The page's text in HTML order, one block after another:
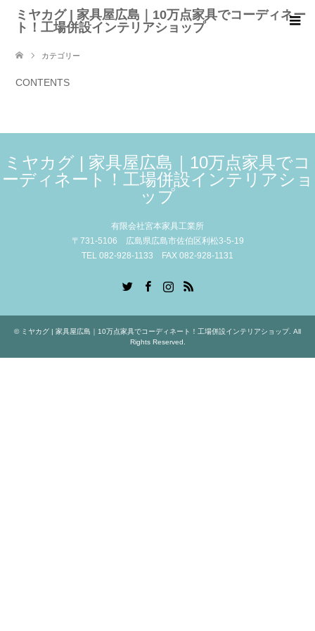
ミヤカグ | 家具屋広島｜10万点家具でコーディネー
ト！工場併設インテリアショップ
カテゴリー
CONTENTS
ミヤカグ | 家具屋広島｜10万点家具でコ
ーディネート！工場併設インテリアショ
ップ
有限会社宮本家具工業所
〒731-5106 広島県広島市佐伯区利松3-5-19
TEL 082-928-1133 FAX 082-928-1131
RSS
© ミヤカグ | 家具屋広島｜10万点家具でコーディネート！工場併設インテリアショップ. All
Rights Reserved.